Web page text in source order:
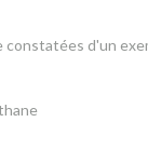
d'un